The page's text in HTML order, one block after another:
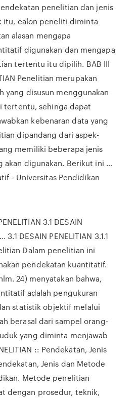
penelitian dan jenis
itu, calon peneliti diminta
alasan mengapa
digunakan dan mengapa
tertentu itu dipilih. BAB III
Penelitian merupakan
yang disusun menggunakan
tertentu, sehinga dapat
kebenaran data yang
dipandang dari aspek-
memiliki beberapa jenis
akan digunakan. Berikut ini …
- Universitas Pendidikan
3.1 DESAIN
3.1 DESAIN PENELITIAN 3.1.1
Dalam penelitian ini
pendekatan kuantitatif.
24) menyatakan bahwa,
adalah pengukuran
statistik objektif melalui
berasal dari sampel orang-
yang diminta menjawab
:: Pendekatan, Jenis
Jenis dan Metode
Metode penelitian
dengan prosedur, teknik,